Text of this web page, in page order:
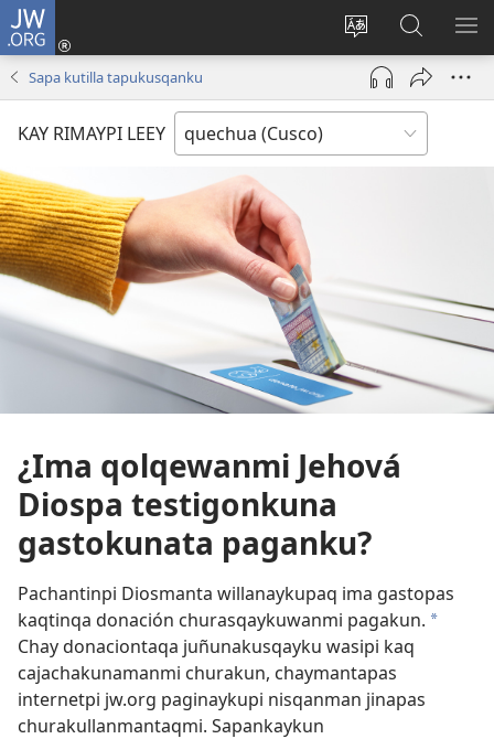
JW.ORG
Direccionpi
akllay
Sutiykiwan
jaykuy
(abre
nueva
JW.ORG
nisqapi
maskhay
Sapa kutilla tapukusqanku
KAY RIMAYPI LEEY
¿Ima qolqewanmi Jehová
Diospa testigonkuna
gastokunata paganku?
Pachantinpi Diosmanta willanaykupaq ima gastopas
kaqtinqa donación churasqaykuwanmi pagakun. a
Chay donaciontaqa juñunakusqayku wasipi kaq
cajachakunamanmi churakun, chaymantapas
internetpi jw.org paginaykupi nisqanman jinapas
churakullanmantaqmi. Sapankaykun